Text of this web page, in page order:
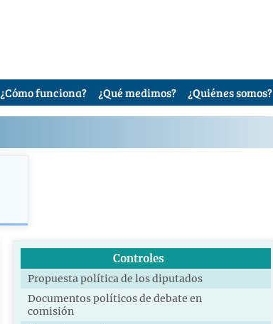
¿Cómo funciona? ¿Qué medimos? ¿Quiénes somos?
Controles
Propuesta política de los diputados
Documentos políticos de debate en
comisión